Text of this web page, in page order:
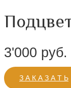
3'000 руб.
З А К А З А Т Ь